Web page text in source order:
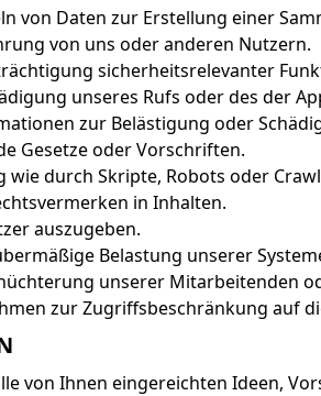
von Daten zur Erstellung einer
von uns oder anderen Nutzern.
sicherheitsrelevanter
unseres Rufs oder des der
zur Belästigung oder
Gesetze oder Vorschriften.
durch Skripte, Robots oder
in Inhalten.
auszugeben.
Belastung unserer
unserer Mitarbeitenden
zur Zugriffsbeschränkung auf
von Ihnen eingereichten Ideen,